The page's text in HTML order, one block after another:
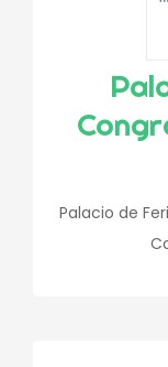
Palacio de